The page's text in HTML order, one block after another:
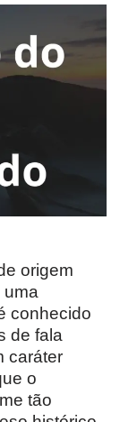
origem
uma
conhecido
de fala
caráter
o
tão